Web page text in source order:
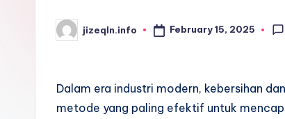
Posted
by
jizeqln.info February 15, 2025
Dalam era industri modern, kebersihan
metode yang paling efektif untuk